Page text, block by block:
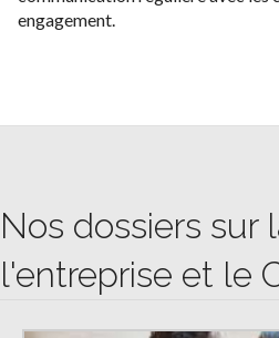
engagement.
Nos dossiers sur
l'entreprise et le